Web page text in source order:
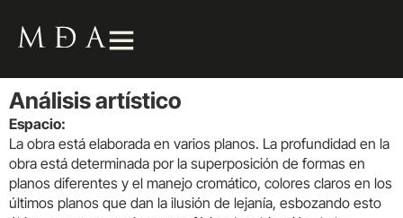
Análisis artístico
Espacio:
La obra está elaborada en varios planos. La profundidad en la
obra está determinada por la superposición de formas en
planos diferentes y el manejo cromático, colores claros en los
últimos planos que dan la ilusión de lejanía, esbozando esto